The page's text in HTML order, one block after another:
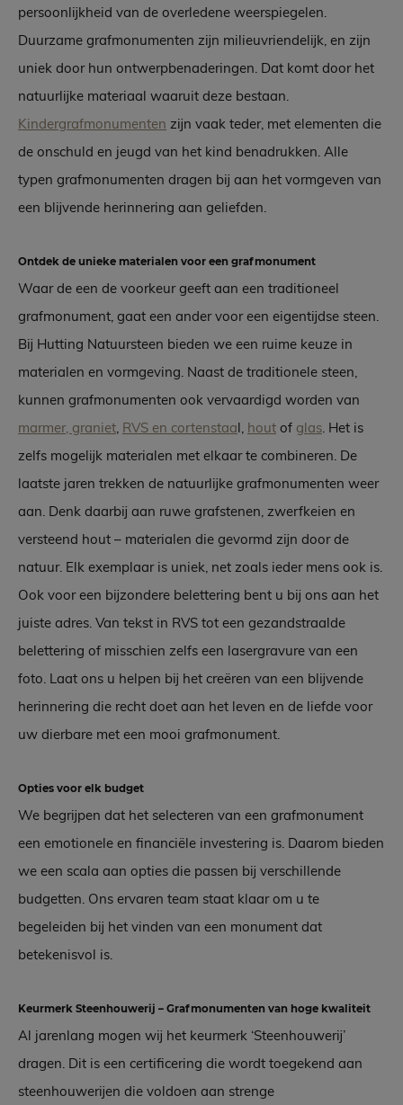
persoonlijkheid van de overledene weerspiegelen.
Duurzame grafmonumenten zijn milieuvriendelijk, en zijn
uniek door hun ontwerpbenaderingen. Dat komt door het
natuurlijke materiaal waaruit deze bestaan.
Kindergrafmonumenten zijn vaak teder, met elementen die
de onschuld en jeugd van het kind benadrukken. Alle
typen grafmonumenten dragen bij aan het vormgeven van
een blijvende herinnering aan geliefden.
Ontdek de unieke materialen voor een grafmonument
Waar de een de voorkeur geeft aan een traditioneel
grafmonument, gaat een ander voor een eigentijdse steen.
Bij Hutting Natuursteen bieden we een ruime keuze in
materialen en vormgeving. Naast de traditionele steen,
kunnen grafmonumenten ook vervaardigd worden van
marmer, graniet RVS en cortenstaal, hout of glas . Het is
zelfs mogelijk materialen met elkaar te combineren. De
laatste jaren trekken de natuurlijke grafmonumenten weer
aan. Denk daarbij aan ruwe grafstenen, zwerfkeien en
versteend hout – materialen die gevormd zijn door de
natuur. Elk exemplaar is uniek, net zoals ieder mens ook is.
Ook voor een bijzondere belettering bent u bij ons aan het
juiste adres. Van tekst in RVS tot een gezandstraalde
belettering of misschien zelfs een lasergravure van een
foto. Laat ons u helpen bij het creëren van een blijvende
herinnering die recht doet aan het leven en de liefde voor
uw dierbare met een mooi grafmonument.
Opties voor elk budget
We begrijpen dat het selecteren van een grafmonument
een emotionele en financiële investering is. Daarom bieden
we een scala aan opties die passen bij verschillende
budgetten. Ons ervaren team staat klaar om u te
begeleiden bij het vinden van een monument dat
betekenisvol is.
Keurmerk Steenhouwerij – Grafmonumenten van hoge kwaliteit
Al jarenlang mogen wij het keurmerk ‘Steenhouwerij’
dragen. Dit is een certificering die wordt toegekend aan
steenhouwerijen die voldoen aan strenge